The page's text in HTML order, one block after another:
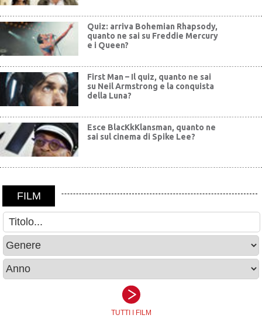
Quiz: arriva Bohemian Rhapsody,
quanto ne sai su Freddie Mercury
e i Queen?
First Man – Il quiz, quanto ne sai
su Neil Armstrong e la conquista
della Luna?
Esce BlacKkKlansman, quanto ne
sai sul cinema di Spike Lee?